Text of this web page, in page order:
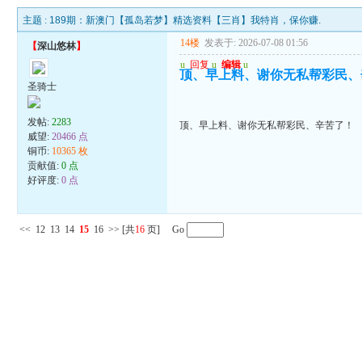
主题 : 189期：新澳门【孤岛若梦】精选资料【三肖】我特肖，保你赚.
【深山悠林】
圣骑士
发帖:2283
威望:20466 点
铜币: 10365 枚
贡献值:0 点
好评度:0 点
14楼 发表于: 2026-07-08 01:56
u 回复 u 编辑 u
顶、早上料、谢你无私帮彩民
顶、早上料、谢你无私帮彩民、辛苦了！
<< 12 13 14 15 16 >> [共16 页] Go